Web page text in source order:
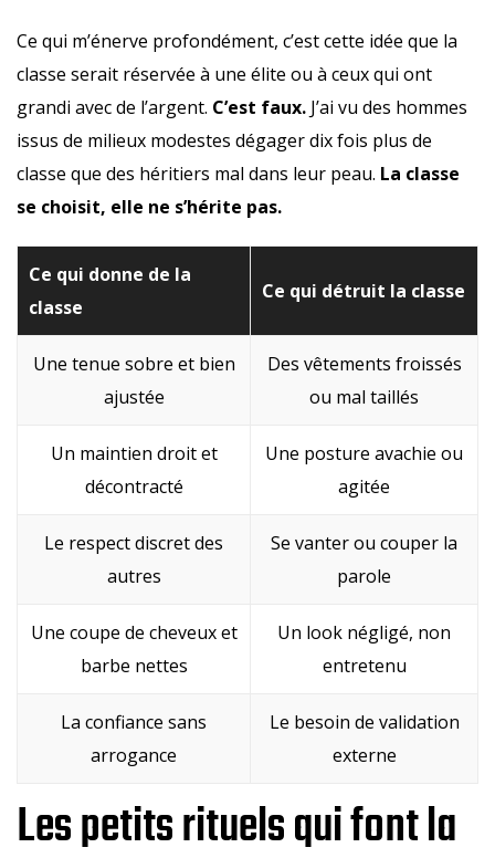
Ce qui m’énerve profondément, c’est cette idée que la
classe serait réservée à une élite ou à ceux qui ont
grandi avec de l’argent. C’est faux. J’ai vu des hommes
issus de milieux modestes dégager dix fois plus de
classe que des héritiers mal dans leur peau. La classe
se choisit, elle ne s’hérite pas.
Ce qui donne de la
classe
Ce qui détruit la classe
Une tenue sobre et bien
ajustée
Des vêtements froissés
ou mal taillés
Un maintien droit et
décontracté
Une posture avachie ou
agitée
Le respect discret des
autres
Se vanter ou couper la
parole
Une coupe de cheveux et
barbe nettes
Un look négligé, non
entretenu
La confiance sans
arrogance
Le besoin de validation
externe
Les petits rituels qui font la